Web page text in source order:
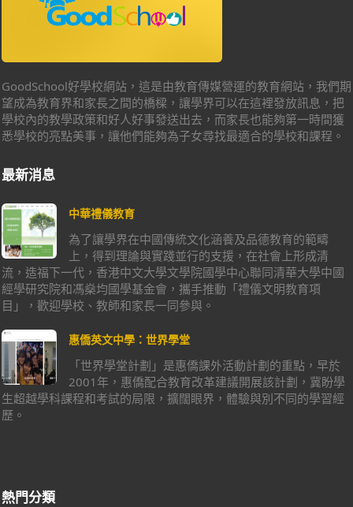
GoodSchool好學校網站，這是由教育傳媒營運的教育網站，我們期
望成為教育界和家長之間的橋樑，讓學界可以在這裡發放訊息，把
學校內的教學政策和好人好事發送出去，而家長也能夠第一時間獲
悉學校的亮點美事，讓他們能夠為子女尋找最適合的學校和課程。
最新消息
中華禮儀教育
為了讓學界在中國傳統文化涵養及品德教育的範疇
上，得到理論與實踐並行的支援，在社會上形成清
流，造福下一代，香港中文大學文學院國學中心聯同清華大學中國
經學研究院和馮燊均國學基金會，攜手推動「禮儀文明教育項
目」，歡迎學校、教師和家長一同參與。
惠僑英文中學：世界學堂
「世界學堂計劃」是惠僑課外活動計劃的重點，早於
2001年，惠僑配合教育改革建議開展該計劃，冀盼學
生超越學科課程和考試的局限，擴闊眼界，體驗與別不同的學習經
歷。
熱門分類